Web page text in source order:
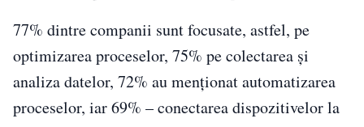
77% dintre companii sunt focusate, astfel, pe
optimizarea proceselor, 75% pe colectarea și
analiza datelor, 72% au menționat automatizarea
proceselor, iar 69% – conectarea dispozitivelor la